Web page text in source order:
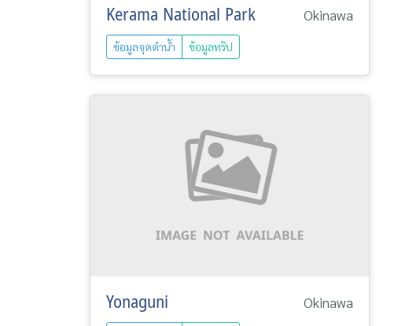
Okinawa
Kerama National Park
ข้อมูลจุดดำน้ำ ข้อมูลทริป
Okinawa
Yonaguni